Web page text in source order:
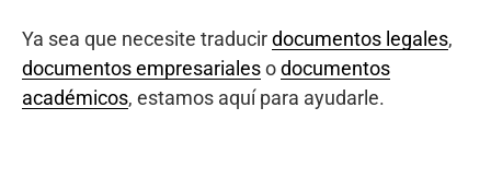
Ya sea que necesite traducirdocumentos legales,
documentos empresarialesodocumentos
académicos, estamos aquí para ayudarle.